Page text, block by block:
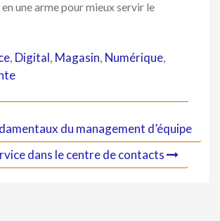
en une arme pour mieux servir le
, Digital, Magasin, Numérique,
du management d’équipe
dans le centre de contacts